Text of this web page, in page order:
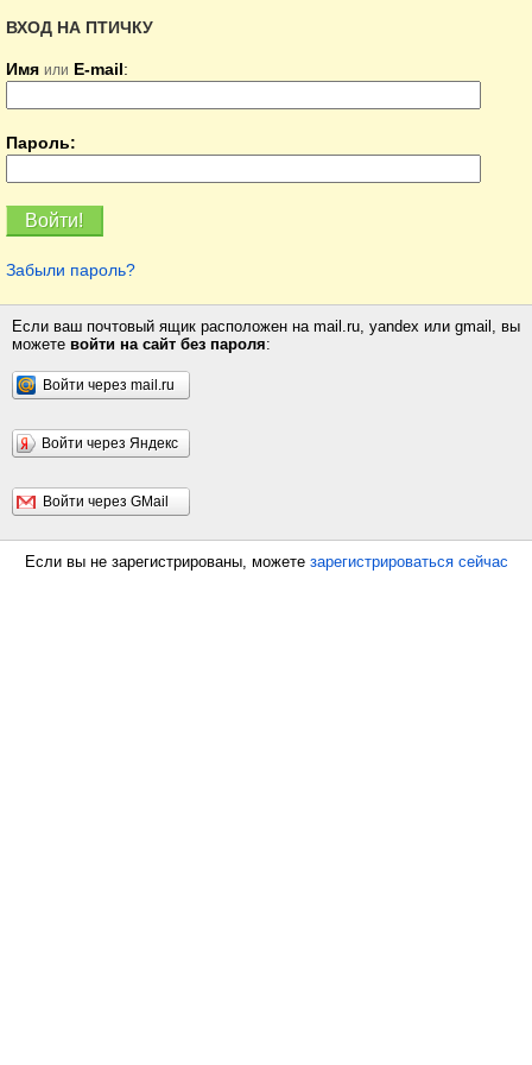
ВХОД НА ПТИЧКУ
Имя или E-mail:
Пароль:
Забыли пароль?
Если ваш почтовый ящик расположен на mail.ru, yandex или gmail, вы
можете войти на сайт без пароля:
Войти через mail.ru
Войти через Яндекс
Войти через GMail
Если вы не зарегистрированы, можете зарегистрироваться сейчас